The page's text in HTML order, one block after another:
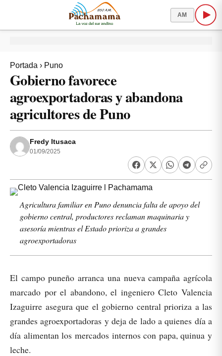
AM
Portada › Puno
Gobierno favorece
agroexportadoras y abandona
agricultores de Puno
Fredy Itusaca
01/09/2025
Agricultura familiar en Puno denuncia falta de apoyo del
gobierno central, productores reclaman maquinaria y
asesoría mientras el Estado prioriza a grandes
agroexportadoras
El campo puneño arranca una nueva campaña agrícola
marcado por el abandono, el ingeniero Cleto Valencia
Izaguirre asegura que el gobierno central prioriza a las
grandes agroexportadoras y deja de lado a quienes día a
día alimentan los mercados internos con papa, quinua y
leche.